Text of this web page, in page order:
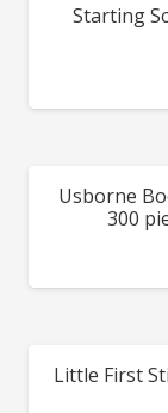
REDUCERI!
Starting
REDUCERI!
Usborne
300
REDUCERI!
Little First